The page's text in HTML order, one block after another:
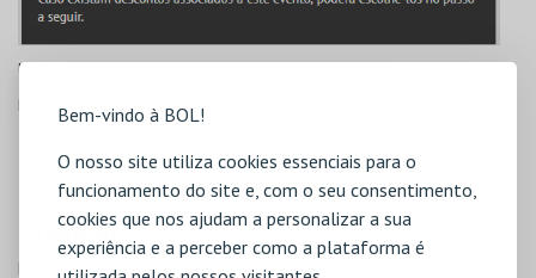
Bem-vindo à BOL!
O nosso site utiliza cookies essenciais para o
funcionamento do site e, com o seu consentimento,
cookies que nos ajudam a personalizar a sua
experiência e a perceber como a plataforma é
Utilize o botãopara eliminar os respetivos bilhetes.
Pressione
Seguinte para avançar para o próximo passo.
CARRINHO
Por defeito, é assinalado o tipo de bilhete Inteiro.